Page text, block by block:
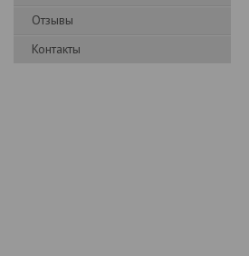
Отзывы
Контакты